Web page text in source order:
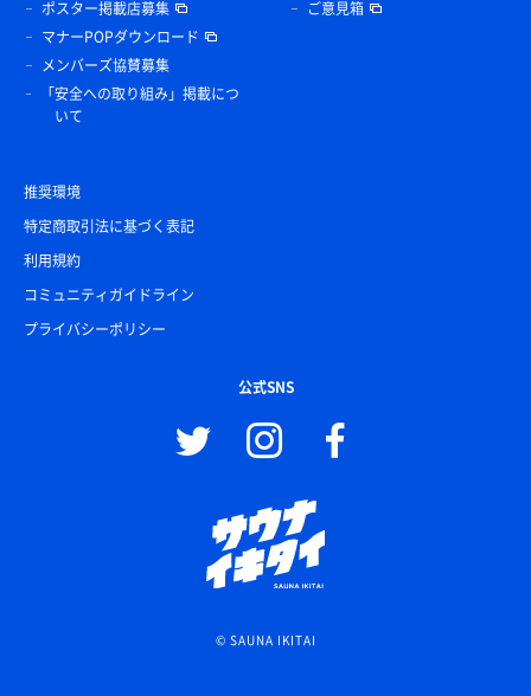
ポスター掲載店募集
マナーPOPダウンロード
メンバーズ協賛募集
「安全への取り組み」掲載につ
いて
ご意見箱
推奨環境
特定商取引法に基づく表記
利用規約
コミュニティガイドライン
プライバシーポリシー
公式SNS
© SAUNA IKITAI